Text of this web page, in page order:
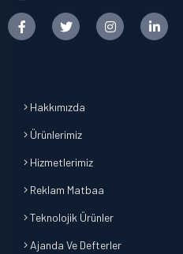
Hakkımızda
Ürünlerimiz
Hizmetlerimiz
Reklam Matbaa
Teknolojik Ürünler
Ajanda Ve Defterler